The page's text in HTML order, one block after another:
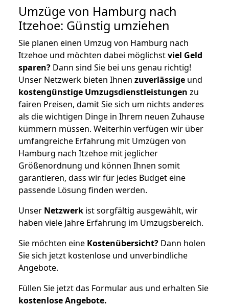
Umzüge von Hamburg nach
Itzehoe: Günstig umziehen
Sie planen einen Umzug von Hamburg nach
Itzehoe und möchten dabei möglichstviel Geld
sparen? Dann sind Sie bei uns genau richtig!
Unser Netzwerk bieten Ihnen zuverlässige und
kostengünstige Umzugsdienstleistungen zu
fairen Preisen, damit Sie sich um nichts anderes
als die wichtigen Dinge in Ihrem neuen Zuhause
kümmern müssen. Weiterhin verfügen wir über
umfangreiche Erfahrung mit Umzügen von
Hamburg nach Itzehoe mit jeglicher
Größenordnung und können Ihnen somit
garantieren, dass wir für jedes Budget eine
passende Lösung finden werden.
Unser Netzwerk ist sorgfältig ausgewählt, wir
haben viele Jahre Erfahrung im Umzugsbereich.
Sie möchten eine Kostenübersicht? Dann holen
Sie sich jetzt kostenlose und unverbindliche
Angebote.
Füllen Sie jetzt das Formular aus und erhalten Sie
kostenloseAngebote.